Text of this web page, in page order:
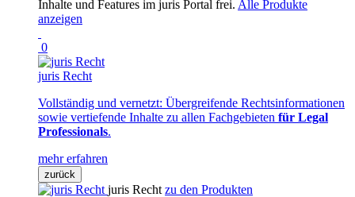
Inhalte und Features im juris Portal frei. Alle Produkte
anzeigen
0
juris Recht
Vollständig und vernetzt: Übergreifende Rechtsinformationen
sowie vertiefende Inhalte zu allen Fachgebieten für Legal
Professionals.
mehr erfahren
zurück
juris Recht zu den Produkten